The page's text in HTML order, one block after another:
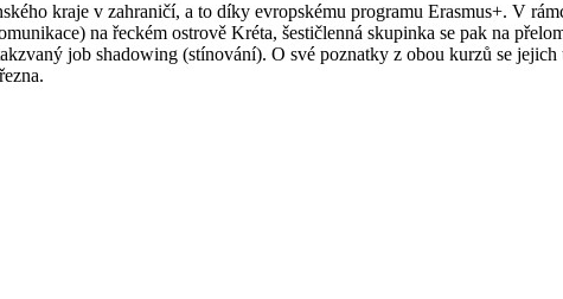
kraje v zahraničí, a to díky evropskému programu Erasmus+. V
na řeckém ostrově Kréta, šestičlenná skupinka se pak na
job shadowing (stínování). O své poznatky z obou kurzů se